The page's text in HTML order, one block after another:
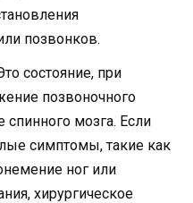
позвонков.
состояние, при
позвоночного
мозга. Если
симптомы, такие как
ног или
хирургическое